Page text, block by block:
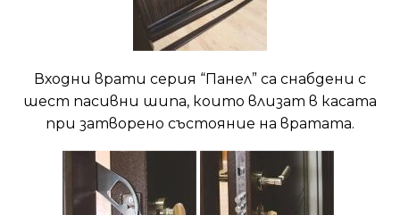
Входни врати серия “Панел” са снабдени с
шест пасивни шипа, които влизат в касата
при затворено състояние на вратата.